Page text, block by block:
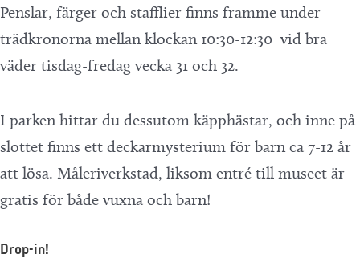
Penslar, färger och stafflier finns framme under
trädkronorna mellan klockan 10:30-12:30 vid bra
väder tisdag-fredag vecka 31 och 32.
I parken hittar du dessutom käpphästar, och inne på
slottet finns ett deckarmysterium för barn ca 7-12 år
att lösa. Måleriverkstad, liksom entré till museet är
gratis för både vuxna och barn!
Drop-in!